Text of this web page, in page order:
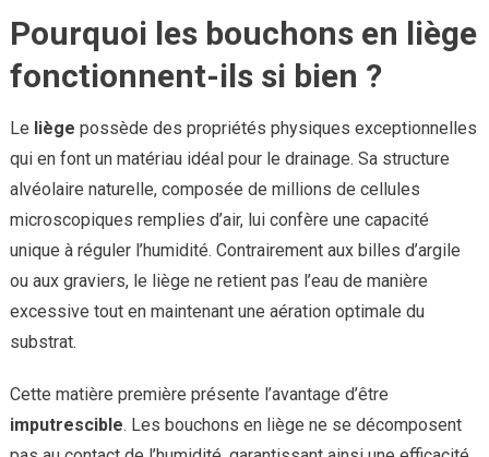
Pourquoi les bouchons en liège
fonctionnent-ils si bien ?
Le liège possède des propriétés physiques exceptionnelles
qui en font un matériau idéal pour le drainage. Sa structure
alvéolaire naturelle, composée de millions de cellules
microscopiques remplies d’air, lui confère une capacité
unique à réguler l’humidité. Contrairement aux billes d’argile
ou aux graviers, le liège ne retient pas l’eau de manière
excessive tout en maintenant une aération optimale du
substrat.
Cette matière première présente l’avantage d’être
imputrescible. Les bouchons en liège ne se décomposent